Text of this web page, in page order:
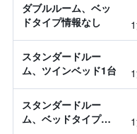
ダブルルーム、ベッ
ドタイプ情報なし
スタンダードルー
ム、ツインベッド1台
スタンダードルー
ム、ベッドタイプ情